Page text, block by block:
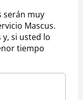
serán muy
Mascus.
si usted lo
tiempo